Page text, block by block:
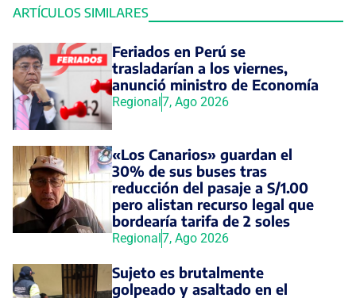
ARTÍCULOS SIMILARES
Feriados en Perú se
trasladarían a los viernes,
anunció ministro de Economía
Regional 7, Ago 2026
«Los Canarios» guardan el
30% de sus buses tras
reducción del pasaje a S/1.00
pero alistan recurso legal que
bordearía tarifa de 2 soles
Regional 7, Ago 2026
Sujeto es brutalmente
golpeado y asaltado en el